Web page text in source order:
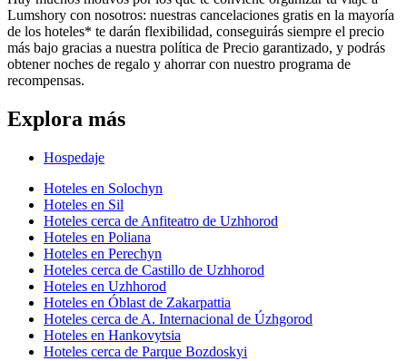
Lumshory con nosotros: nuestras cancelaciones gratis en la mayoría
de los hoteles* te darán flexibilidad, conseguirás siempre el precio
más bajo gracias a nuestra política de Precio garantizado, y podrás
obtener noches de regalo y ahorrar con nuestro programa de
recompensas.
Explora más
Hospedaje
Hoteles en Solochyn
Hoteles en Sil
Hoteles cerca de Anfiteatro de Uzhhorod
Hoteles en Poliana
Hoteles en Perechyn
Hoteles cerca de Castillo de Uzhhorod
Hoteles en Uzhhorod
Hoteles en Óblast de Zakarpattia
Hoteles cerca de A. Internacional de Úzhgorod
Hoteles en Hankovytsia
Hoteles cerca de Parque Bozdoskyi